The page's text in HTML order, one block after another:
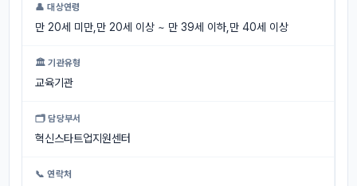
👤 대상연령
만 20세 미만,만 20세 이상 ~ 만 39세 이하,만 40세 이상
🏛 기관유형
교육기관
🗂 담당부서
혁신스타트업지원센터
📞 연락처